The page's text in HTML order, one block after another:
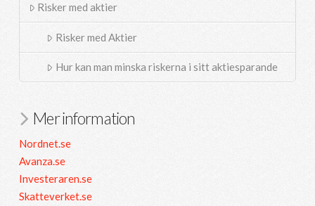
Risker med aktier
Risker med Aktier
Hur kan man minska riskerna i sitt aktiesparande
Mer information
Nordnet.se
Avanza.se
Investeraren.se
Skatteverket.se